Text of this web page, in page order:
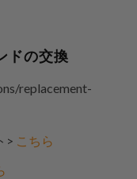
ドの交換
replacement-
> こちら